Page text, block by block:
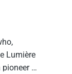
Lumière
of